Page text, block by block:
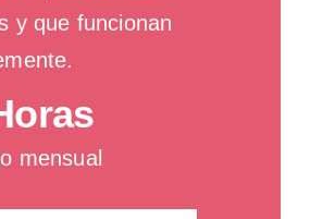
y que funcionan
mensual